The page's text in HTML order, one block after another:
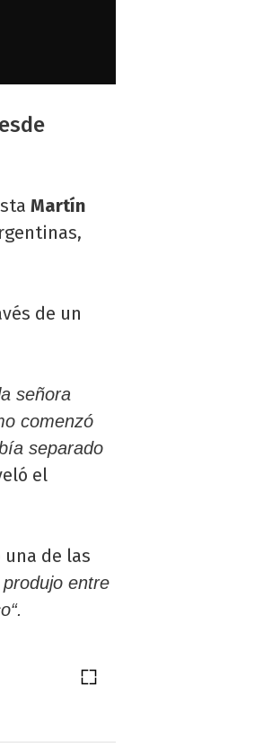
Martín
de un
señora
comenzó
separado
el
de las
entre